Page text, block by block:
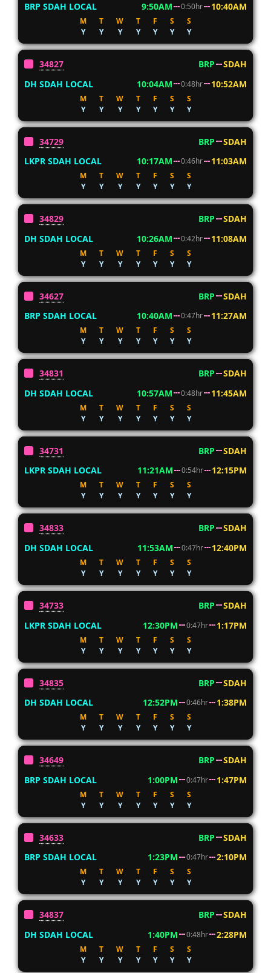
BRP SDAH LOCAL
9:50AM 0:50hr 10:40AM
M T W T F S
S
Y
Y Y Y Y Y Y
34827 BRP
SDAH
DH SDAH LOCAL
10:04AM 0:48hr 10:52AM
M T W T F S
S
Y
Y Y Y Y Y Y
34729 BRP
SDAH
LKPR SDAH LOCAL
10:17AM 0:46hr 11:03AM
M T W T F S
S
Y
Y Y Y Y Y Y
34829 BRP
SDAH
DH SDAH LOCAL
10:26AM 0:42hr 11:08AM
M T W T F S
S
Y
Y Y Y Y Y Y
34627 BRP
SDAH
BRP SDAH LOCAL
10:40AM 0:47hr 11:27AM
M T W T F S
S
Y
Y Y Y Y Y Y
34831 BRP
SDAH
DH SDAH LOCAL
10:57AM 0:48hr 11:45AM
M T W T F S
S
Y
Y Y Y Y Y Y
34731 BRP
SDAH
LKPR SDAH LOCAL
11:21AM 0:54hr 12:15PM
M T W T F S
S
Y
Y Y Y Y Y Y
34833 BRP
SDAH
DH SDAH LOCAL
11:53AM 0:47hr 12:40PM
M T W T F S
S
Y
Y Y Y Y Y Y
34733 BRP
SDAH
LKPR SDAH LOCAL
12:30PM 0:47hr 1:17PM
M T W T F S
S
Y
Y Y Y Y Y Y
34835 BRP
SDAH
DH SDAH LOCAL
12:52PM 0:46hr 1:38PM
M T W T F S
S
Y
Y Y Y Y Y Y
34649 BRP
SDAH
BRP SDAH LOCAL
1:00PM 0:47hr 1:47PM
M T W T F S
S
Y
Y Y Y Y Y Y
34633 BRP
SDAH
BRP SDAH LOCAL
1:23PM 0:47hr 2:10PM
M T W T F S
S
Y
Y Y Y Y Y Y
34837 BRP
SDAH
DH SDAH LOCAL
1:40PM 0:48hr 2:28PM
M T W T F S
S
Y
Y Y Y Y Y Y